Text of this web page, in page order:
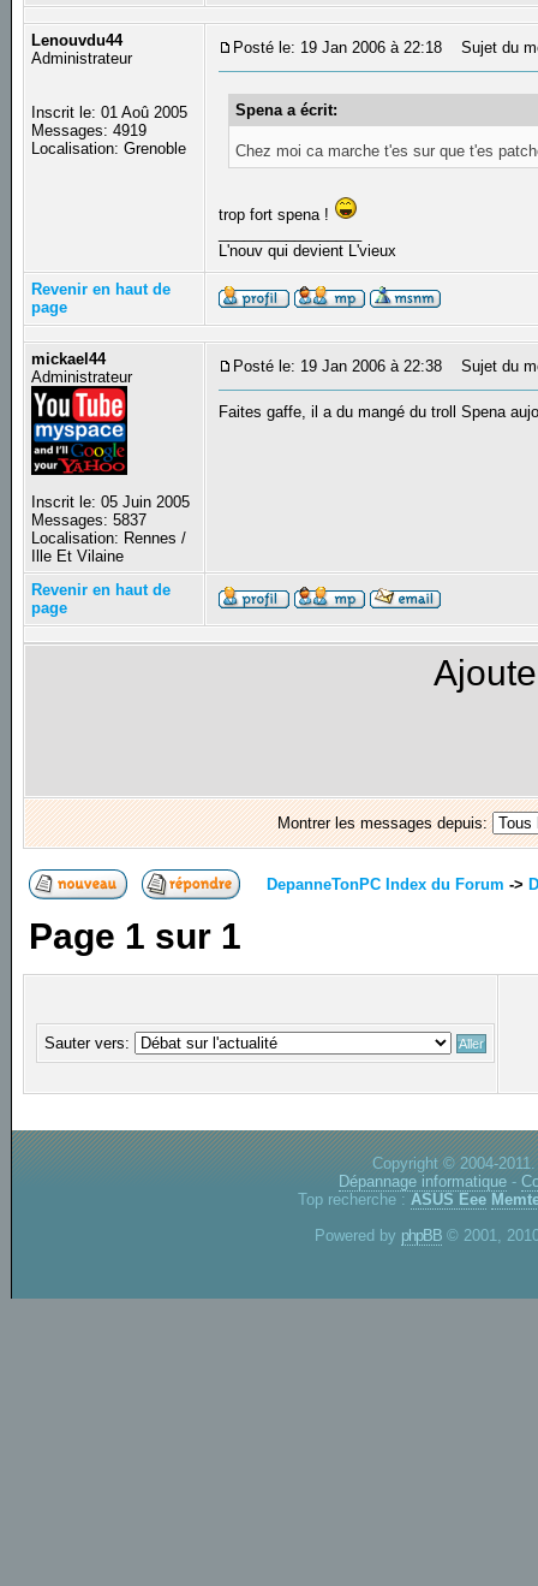
Lenouvdu44
Administrateur
Inscrit le: 01 Aoû 2005
Messages: 4919
Localisation: Grenoble
Posté le: 19 Jan 2006 à 22:18 Sujet du
Spena a écrit:
Chez moi ca marche t'es sur que t'es
trop fort spena !
L'nouv qui devient L'vieux
Revenir en haut de
page
mickael44
Administrateur
Inscrit le: 05 Juin 2005
Messages: 5837
Localisation: Rennes /
Ille Et Vilaine
Posté le: 19 Jan 2006 à 22:38 Sujet du
Faites gaffe, il a du mangé du troll Spena
Revenir en haut de
page
Montrer les messages depuis:
DepanneTonPC Index du Forum ->
Page 1 sur 1
Sauter vers:
Copyright © 2004-
Dépannage informatique -
Top recherche : ASUS Eee
Powered by phpBB © 2001,